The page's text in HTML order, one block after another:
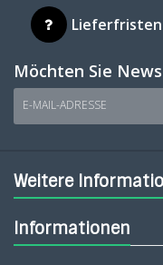
Lieferfristen
Möchten Sie
E-MAIL-ADRESSE
Weitere
Informationen